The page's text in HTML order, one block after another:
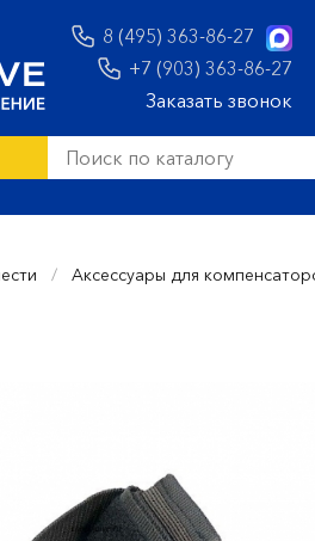
8 (495) 363-86-27
+7 (903) 363-86-27
Заказать звонок
/ Аксессуары для